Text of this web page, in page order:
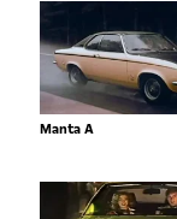
Manta A